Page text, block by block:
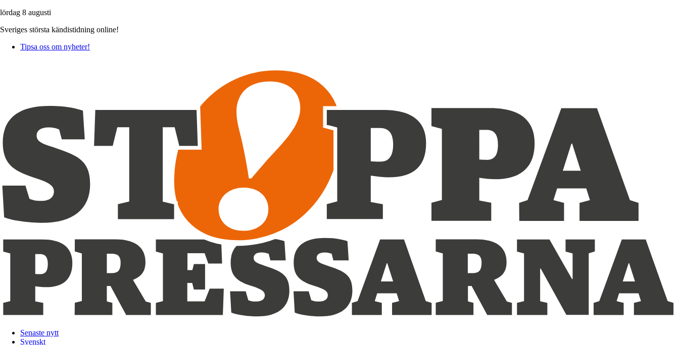
lördag 8 augusti
Sveriges största kändistidning online!
Tipsa oss om nyheter!
Senaste nytt
Svenskt